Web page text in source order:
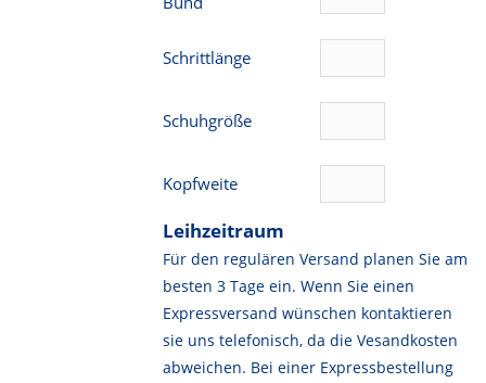
Schrittlänge
Schuhgröße
Kopfweite
Leihzeitraum
Für den regulären Versand planen Sie am
besten 3 Tage ein. Wenn Sie einen
Expressversand wünschen kontaktieren
sie uns telefonisch, da die Vesandkosten
abweichen. Bei einer Expressbestellung